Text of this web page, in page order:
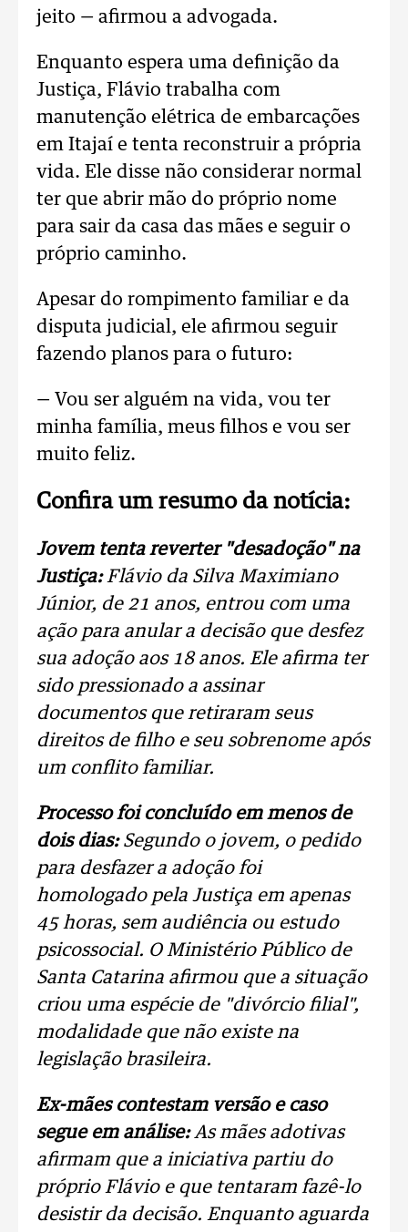
jeito — afirmou a advogada.
Enquanto espera uma definição da
Justiça, Flávio trabalha com
manutenção elétrica de embarcações
em Itajaí e tenta reconstruir a própria
vida. Ele disse não considerar normal
ter que abrir mão do próprio nome
para sair da casa das mães e seguir o
próprio caminho.
Apesar do rompimento familiar e da
disputa judicial, ele afirmou seguir
fazendo planos para o futuro:
— Vou ser alguém na vida, vou ter
minha família, meus filhos e vou ser
muito feliz.
Confira um resumo da notícia:
Jovem tenta reverter "desadoção" na
Justiça:Flávio da Silva Maximiano
Júnior, de 21 anos, entrou com uma
ação para anular a decisão que desfez
sua adoção aos 18 anos. Ele afirma ter
sido pressionado a assinar
documentos que retiraram seus
direitos de filho e seu sobrenome após
um conflito familiar.
Processo foi concluído em menos de
dois dias: Segundo o jovem, o pedido
para desfazer a adoção foi
homologado pela Justiça em apenas
45 horas, sem audiência ou estudo
psicossocial. O Ministério Público de
Santa Catarina afirmou que a situação
criou uma espécie de "divórcio filial",
modalidade que não existe na
legislação brasileira.
Ex-mães contestam versão e caso
segue em análise:As mães adotivas
afirmam que a iniciativa partiu do
próprio Flávio e que tentaram fazê-lo
desistir da decisão. Enquanto aguarda